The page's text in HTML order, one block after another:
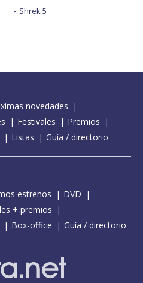
Shrek 5
novedades
Festivales
Premios
Listas Guía / directorio
estrenos
DVD
+ premios
Box-office Guía / directorio